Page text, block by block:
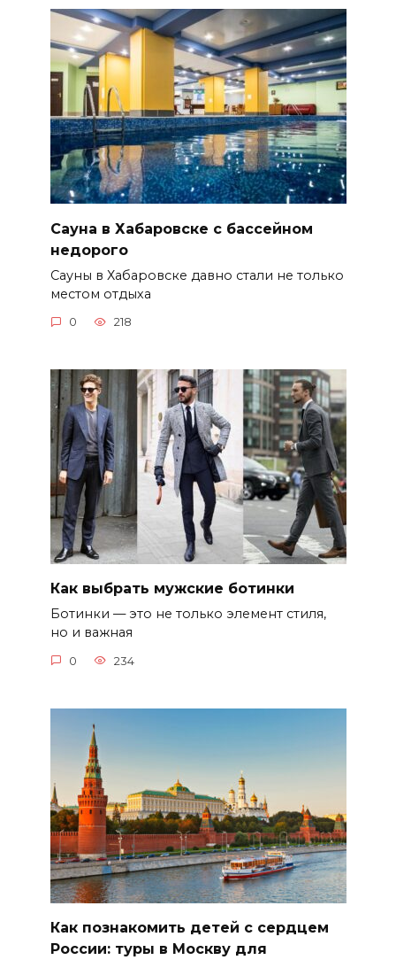
Сауна в Хабаровске с бассейном
недорого
Сауны в Хабаровске давно стали не только
местом отдыха
0 218
Как выбрать мужские ботинки
Ботинки — это не только элемент стиля,
но и важная
0 234
Как познакомить детей с сердцем
России: туры в Москву для